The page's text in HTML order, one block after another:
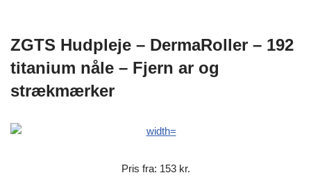
ZGTS Hudpleje – DermaRoller – 192
titanium nåle – Fjern ar og
strækmærker
Pris fra: 153 kr.